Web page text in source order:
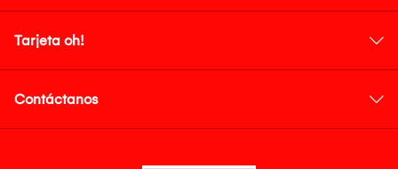
Tarjeta oh!
Contáctanos